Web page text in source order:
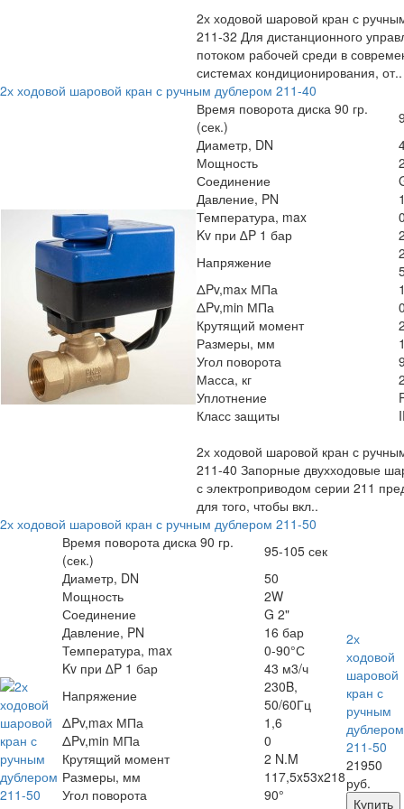
2х ходовой шаровой кран с
211-32 Для дистанционного
потоком рабочей среди в
системах кондиционирования, от..
2х ходовой шаровой кран с ручным дублером 211-40
Время поворота диска 90 гр.
(сек.)
Диаметр, DN
Мощность
Соединение
Давление, PN
Температура, max
Kv при ∆P 1 бар
Напряжение
ΔPv,maх МПа
ΔPv,min МПа
Крутящий момент
Размеры, мм
Угол поворота
Масса, кг
Уплотнение
Класс защиты
2х ходовой шаровой кран с
211-40 Запорные двухходовые
с электроприводом серии 211
для того, чтобы вкл..
2х ходовой шаровой кран с ручным дублером 211-50
Время поворота диска 90 гр.
(сек.)
95-105 сек
Диаметр, DN
50
Мощность
2W
Соединение
G 2"
Давление, PN
16 бар
Температура, max
0-90°С
Kv при ∆P 1 бар
43 м3/ч
Напряжение
230B,
50/60Гц
ΔPv,maх МПа
1,6
ΔPv,min МПа
0
Крутящий момент
2 N.M
Размеры, мм
117,5x53x218
Угол поворота
90°
2х
ходовой
шаровой
кран с
ручным
дублером
211-50
21950
руб.